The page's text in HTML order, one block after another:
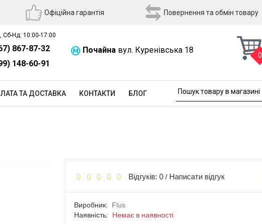
Офіційна гарантія Повернення та обмін товару
Сб-Нд: 10:00-17:00
867-87-32
148-60-91
Почайна вул. Куренівська 18
0
ТА ДОСТАВКА КОНТАКТИ БЛОГ
Відгуків: 0 / Написати відгук
Виробник:
Flus
Наявність: Немає в наявності